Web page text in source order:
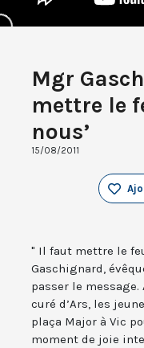
Mgr
mettre le
nous’
15/08/2011
" Il faut mettre le
Gaschignard,
passer le
curé d’Ars, les
plaça Major à Vic
moment de joie